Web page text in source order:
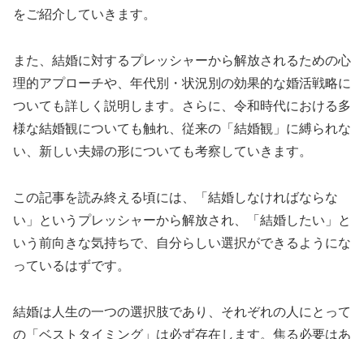
をご紹介していきます。
また、結婚に対するプレッシャーから解放されるための心
理的アプローチや、年代別・状況別の効果的な婚活戦略に
ついても詳しく説明します。さらに、令和時代における多
様な結婚観についても触れ、従来の「結婚観」に縛られな
い、新しい夫婦の形についても考察していきます。
この記事を読み終える頃には、「結婚しなければならな
い」というプレッシャーから解放され、「結婚したい」と
いう前向きな気持ちで、自分らしい選択ができるようにな
っているはずです。
結婚は人生の一つの選択肢であり、それぞれの人にとって
の「ベストタイミング」は必ず存在します。焦る必要はあ